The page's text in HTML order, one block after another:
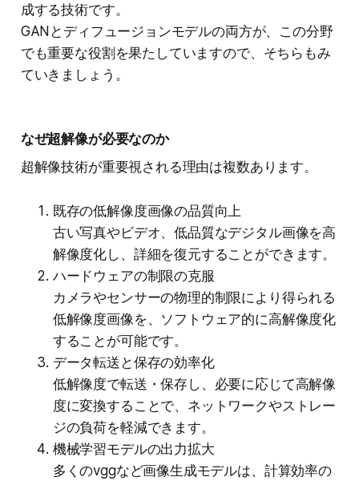
成する技術です。
GANとディフュージョンモデルの両方が、この分野
でも重要な役割を果たしていますので、そちらもみ
ていきましょう。
なぜ超解像が必要なのか
超解像技術が重要視される理由は複数あります。
既存の低解像度画像の品質向上
古い写真やビデオ、低品質なデジタル画像を高
解像度化し、詳細を復元することができます。
ハードウェアの制限の克服
カメラやセンサーの物理的制限により得られる
低解像度画像を、ソフトウェア的に高解像度化
することが可能です。
データ転送と保存の効率化
低解像度で転送・保存し、必要に応じて高解像
度に変換することで、ネットワークやストレー
ジの負荷を軽減できます。
機械学習モデルの出力拡大
多くのvggなど画像生成モデルは、計算効率の